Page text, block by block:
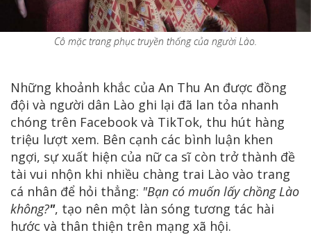
Cô mặc trang phục truyền thống của người Lào.
Những khoảnh khắc của An Thu An được đồng
đội và người dân Lào ghi lại đã lan tỏa nhanh
chóng trên Facebook và TikTok, thu hút hàng
triệu lượt xem. Bên cạnh các bình luận khen
ngợi, sự xuất hiện của nữ ca sĩ còn trở thành đề
tài vui nhộn khi nhiều chàng trai Lào vào trang
cá nhân để hỏi thẳng: "Bạn có muốn lấy chồng Lào
không?", tạo nên một làn sóng tương tác hài
hước và thân thiện trên mạng xã hội.